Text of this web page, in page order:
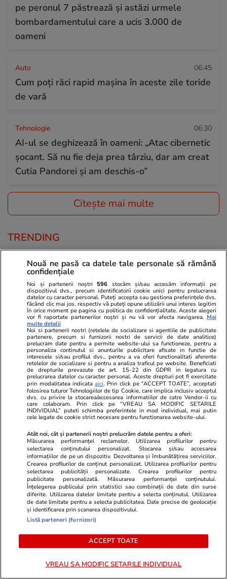
pe peronul 7 păstrează și astăzi urmele
bombardamentului care a ucis 3.000 de
oameni
Auto 06:45
Cum poți răci rapid mașina în aceste zile toride
de vară
Tehnologie 06:30
AI-ul se deghizează în oameni: „Atac cibernetic
șocant. Să nu fie deja prea târziu, dar am creat
Cutia Pandorei și am deschis-o”
Citește mai multe
TRENDING
Horoscop 07 aug.
Horoscop Urania | Previziuni astrologice pentru
perioada 8 – 14 august 2026. Lună Nouă în
Leu; Eclipsă totală de Soare
Știri România 07 aug.
Vremea extremă a făcut ravagii în Brașov, Cluj,
Sibiu și Bihor. Copaci doborâți, acoperișuri
smulse și inundații
Știri România 07 aug.
Debitul Dunării a atins un minim istoric, dar
hidrologii anunță că fluviul va începe să
crească din 13 august: „Am mai câștiga 3-4
zile”
Știri România 07 aug.
Noi reguli la graniță pentru români. ANAF și
40 de pachete de țigări la fiecare 40 de zile
Nouă ne pasă ca datele tale personale să rămână
confidențiale
Noi și partenerii noștri 596 stocăm și/sau accesăm informații pe
dispozitivul dvs., precum identificatorii cookie unici pentru prelucrarea
datelor cu caracter personal. Puteți accepta sau gestiona preferințele dvs.
făcând clic mai jos, respectiv vă puteți opune utilizării unui interes legitim
în orice moment pe pagina cu politica de confidențialitate. Aceste alegeri
vor fi raportate partenerilor noștri și nu vă vor afecta navigarea. Mai
multe detalii
Noi si partenerii nostri (retelele de socializare si agentiile de publicitate
partenere, precum si furnizorii nostri de servicii de date analitice)
prelucram date pentru a permite website-ului sa functioneze, pentru a
personaliza continutul si anunturile publicitare afisate in functie de
interesele si/sau profilul dvs., pentru a va oferi functionalitati aferente
retelelor de socializare si pentru a analiza traficul pe website. Beneficiati
de drepturile prevazute de art. 15-22 din GDPR in legatura cu
prelucrarea datelor cu caracter personal. Aceste drepturi pot fi exercitate
prin modalitatea indicataaici. Prin click pe “ACCEPT TOATE”, acceptati
folosirea tuturor Tehnologiilor de tip Cookie, care implica inclusiv acceptul
dvs. cu privire la stocarea/accesarea informatiilor de catre Vendor-ii cu
care colaboram. Prin click pe “VREAU SA MODIFIC SETARILE
INDIVIDUAL” puteti schimba preferintele in mod individual, mai putin
cele legate de cookie strict necesare pentru functionarea website-ului.
Atât noi, cât și partenerii noștri prelucrăm datele pentru a oferi:
Măsurarea performanței reclamelor. Utilizarea profilurilor pentru
selectarea conținutului personalizat. Stocarea și/sau accesarea
informațiilor de pe un dispozitiv. Dezvoltarea și îmbunătățirea serviciilor.
Crearea profilurilor de conținut personalizat. Utilizarea profilurilor pentru
selectarea publicității personalizate. Crearea profilurilor pentru
publicitate personalizată. Măsurarea performanței conținutului.
Înțelegerea publicului prin statistici sau combinații de date din surse
diferite. Utilizarea datelor limitate pentru a selecta conținutul. Utilizarea
de date limitate pentru a selecta publicitatea. Date precise de geolocație
și identificarea prin scanarea dispozitivului.
Listă parteneri (furnizori)
ACCEPT TOATE
VREAU SA MODIFIC SETARILE INDIVIDUAL